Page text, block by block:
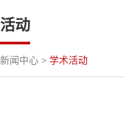
动
新闻中心> 学术活动